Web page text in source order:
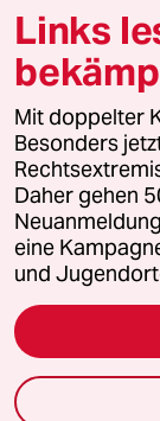
© 2026 taz
Alle Rechte
wenden Sie sich
Feedback
Leitlinie
Seitenwende
Links
Mit doppelter
Besonders
Daher gehen
eine
und